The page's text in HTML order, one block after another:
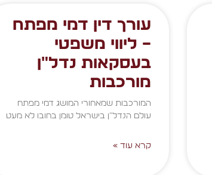
עורך דין דמי מפתח
– ליווי משפטי
בעסקאות נדל״ן
מורכבות
המורכבות שמאחורי המושג דמי מפתח
עולם הנדל"ן בישראל טומן בחובו לא מעט
קרא עוד »